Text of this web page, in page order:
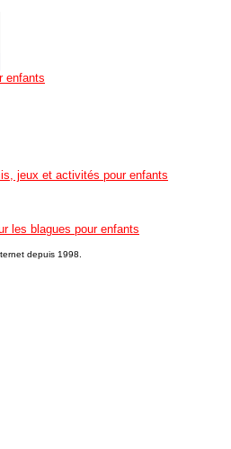
enfants
jeux et activités pour enfants
les blagues pour enfants
depuis 1998.